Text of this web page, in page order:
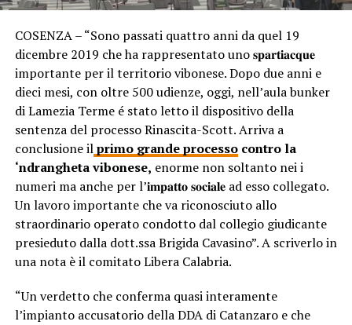
COSENZA – “Sono passati quattro anni da quel 19
dicembre 2019 che ha rappresentato uno 𝐬𝐩𝐚𝐫𝐭𝐢𝐚𝐜𝐪𝐮𝐞
importante per il territorio vibonese. Dopo due anni e
dieci mesi, con oltre 500 udienze, oggi, nell’aula bunker
di Lamezia Terme é stato letto il dispositivo della
sentenza del processo Rinascita-Scott. Arriva a
conclusione ilprimo grande processo contro la
‘ndrangheta vibonese, enorme non soltanto nei i
numeri ma anche per l’𝐢𝐦𝐩𝐚𝐭𝐭𝐨 𝐬𝐨𝐜𝐢𝐚𝐥𝐞 ad esso collegato.
Un lavoro importante che va riconosciuto allo
straordinario operato condotto dal collegio giudicante
presieduto dalla dott.ssa Brigida Cavasino”. A scriverlo in
una nota è il comitato Libera Calabria.
“Un verdetto che conferma quasi interamente
l’impianto accusatorio della DDA di Catanzaro e che